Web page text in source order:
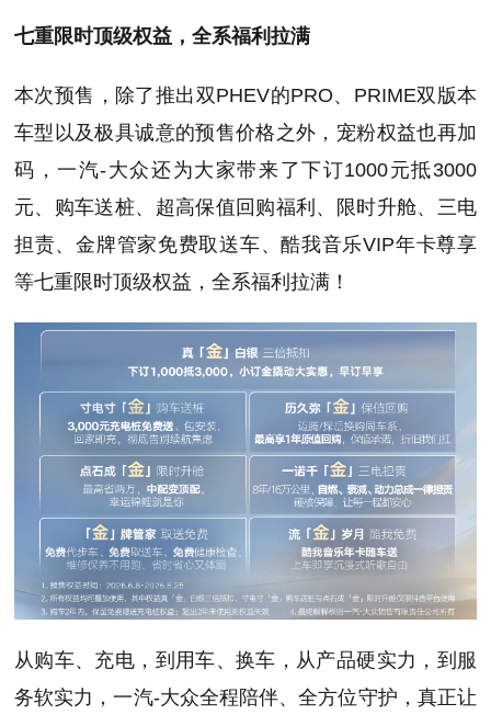
七重限时顶级权益，全系福利拉满
本次预售，除了推出双PHEV的PRO、PRIME双版本
车型以及极具诚意的预售价格之外，宠粉权益也再加
码，一汽-大众还为大家带来了下订1000元抵3000
元、购车送桩、超高保值回购福利、限时升舱、三电
担责、金牌管家免费取送车、酷我音乐VIP年卡尊享
等七重限时顶级权益，全系福利拉满！
从购车、充电，到用车、换车，从产品硬实力，到服
务软实力，一汽-大众全程陪伴、全方位守护，真正让